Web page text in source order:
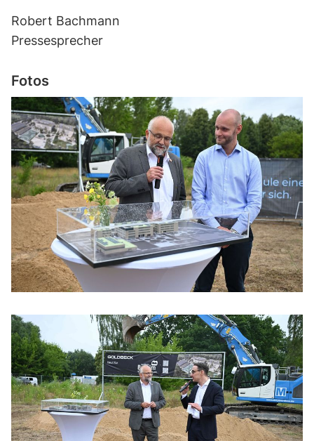
Robert Bachmann
Pressesprecher
Fotos